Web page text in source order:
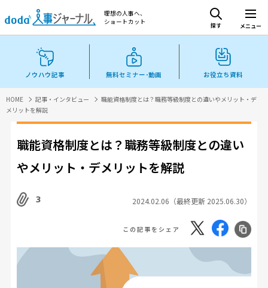
理想の人事へ、
ショートカット
探す メニュー
ノウハウ記事 無料セミナー･動画 お役立ち資料
HOME 記事・インタビュー
職能資格制度とは？職務等級制度との違いやメリット・デ
メリットを解説
職能資格制度とは？職務等級制度との違い
やメリット・デメリットを解説
3 2024.02.06（最終更新 2025.06.30）
この記事をシェア